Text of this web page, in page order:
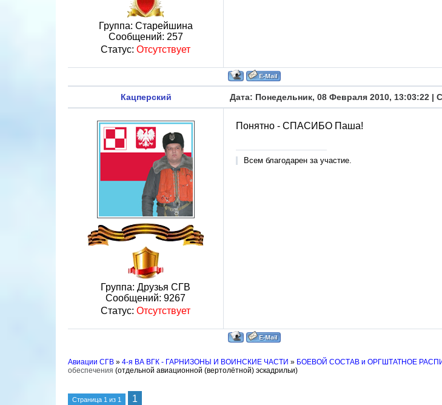
Группа: Старейшина
Сообщений: 257
Статус: Отсутствует
Кацперский Дата: Понедельник, 08 Февраля 2010, 13:03:22 |
Группа: Друзья СГВ
Сообщений: 9267
Статус: Отсутствует
Понятно - СПАСИБО Паша!
Всем благодарен за участие.
Авиации СГВ » 4-я ВА ВГК - ГАРНИЗОНЫ И ВОИНСКИЕ ЧАСТИ » БОЕВОЙ СОСТАВ и ОРГШТАТНОЕ
обеспечения (отдельной авиационной (вертолётной) эскадрильи)
Страница 1 из 1 1